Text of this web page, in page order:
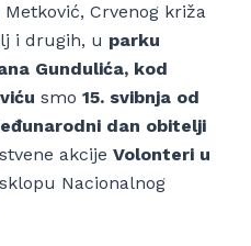
Crvenog križa
i drugih, u parku
Gundulića, kod
smo 15. svibnja od
dan obitelji
akcije Volonteri u
Nacionalnog